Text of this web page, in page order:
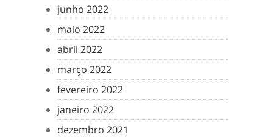
junho 2022
maio 2022
abril 2022
março 2022
fevereiro 2022
janeiro 2022
dezembro 2021